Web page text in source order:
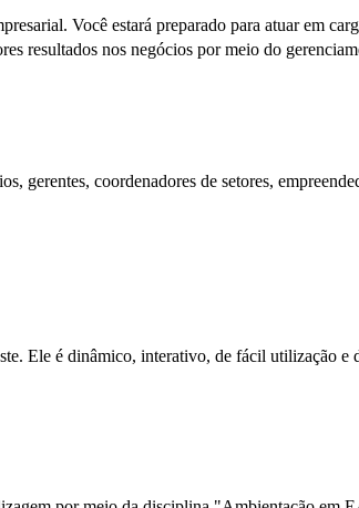
Você estará preparado para atuar em
resultados nos negócios por meio do
gerentes, coordenadores de setores,
Ele é dinâmico, interativo, de fácil utilização